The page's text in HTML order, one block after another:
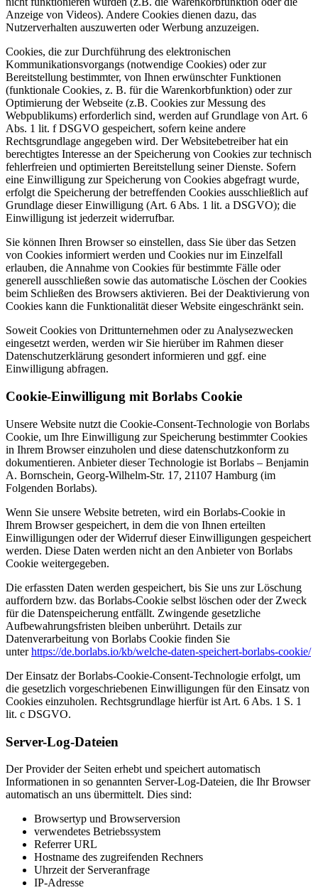
Anzeige von Videos). Andere Cookies dienen dazu, das
Nutzerverhalten auszuwerten oder Werbung anzuzeigen.
Cookies, die zur Durchführung des elektronischen
Kommunikationsvorgangs (notwendige Cookies) oder zur
Bereitstellung bestimmter, von Ihnen erwünschter Funktionen
(funktionale Cookies, z. B. für die Warenkorbfunktion) oder zur
Optimierung der Webseite (z.B. Cookies zur Messung des
Webpublikums) erforderlich sind, werden auf Grundlage von Art. 6
Abs. 1 lit. f DSGVO gespeichert, sofern keine andere
Rechtsgrundlage angegeben wird. Der Websitebetreiber hat ein
berechtigtes Interesse an der Speicherung von Cookies zur technisch
fehlerfreien und optimierten Bereitstellung seiner Dienste. Sofern
eine Einwilligung zur Speicherung von Cookies abgefragt wurde,
erfolgt die Speicherung der betreffenden Cookies ausschließlich auf
Grundlage dieser Einwilligung (Art. 6 Abs. 1 lit. a DSGVO); die
Einwilligung ist jederzeit widerrufbar.
Sie können Ihren Browser so einstellen, dass Sie über das Setzen
von Cookies informiert werden und Cookies nur im Einzelfall
erlauben, die Annahme von Cookies für bestimmte Fälle oder
generell ausschließen sowie das automatische Löschen der Cookies
beim Schließen des Browsers aktivieren. Bei der Deaktivierung von
Cookies kann die Funktionalität dieser Website eingeschränkt sein.
Soweit Cookies von Drittunternehmen oder zu Analysezwecken
eingesetzt werden, werden wir Sie hierüber im Rahmen dieser
Datenschutzerklärung gesondert informieren und ggf. eine
Einwilligung abfragen.
Cookie-Einwilligung mit Borlabs Cookie
Unsere Website nutzt die Cookie-Consent-Technologie von Borlabs
Cookie, um Ihre Einwilligung zur Speicherung bestimmter Cookies
in Ihrem Browser einzuholen und diese datenschutzkonform zu
dokumentieren. Anbieter dieser Technologie ist Borlabs – Benjamin
A. Bornschein, Georg-Wilhelm-Str. 17, 21107 Hamburg (im
Folgenden Borlabs).
Wenn Sie unsere Website betreten, wird ein Borlabs-Cookie in
Ihrem Browser gespeichert, in dem die von Ihnen erteilten
Einwilligungen oder der Widerruf dieser Einwilligungen gespeichert
werden. Diese Daten werden nicht an den Anbieter von Borlabs
Cookie weitergegeben.
Die erfassten Daten werden gespeichert, bis Sie uns zur Löschung
auffordern bzw. das Borlabs-Cookie selbst löschen oder der Zweck
für die Datenspeicherung entfällt. Zwingende gesetzliche
Aufbewahrungsfristen bleiben unberührt. Details zur
Datenverarbeitung von Borlabs Cookie finden Sie
unterhttps://de.borlabs.io/kb/welche-daten-speichert-borlabs-cookie/
Der Einsatz der Borlabs-Cookie-Consent-Technologie erfolgt, um
die gesetzlich vorgeschriebenen Einwilligungen für den Einsatz von
Cookies einzuholen. Rechtsgrundlage hierfür ist Art. 6 Abs. 1 S. 1
lit. c DSGVO.
Server-Log-Dateien
Der Provider der Seiten erhebt und speichert automatisch
Informationen in so genannten Server-Log-Dateien, die Ihr Browser
automatisch an uns übermittelt. Dies sind:
Browsertyp und Browserversion
verwendetes Betriebssystem
Referrer URL
Hostname des zugreifenden Rechners
Uhrzeit der Serveranfrage
IP-Adresse